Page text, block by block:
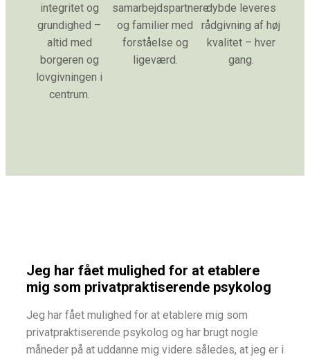
integritet og
grundighed –
altid med
borgeren og
lovgivningen i
centrum.
samarbejdspartnere
og familier med
forståelse og
ligeværd.
dybde leveres
rådgivning af høj
kvalitet – hver
gang.
Jeg har fået mulighed for at etablere
mig som privatpraktiserende psykolog
Jeg har fået mulighed for at etablere mig som
privatpraktiserende psykolog og har brugt nogle
måneder på at uddanne mig videre således, at jeg er i